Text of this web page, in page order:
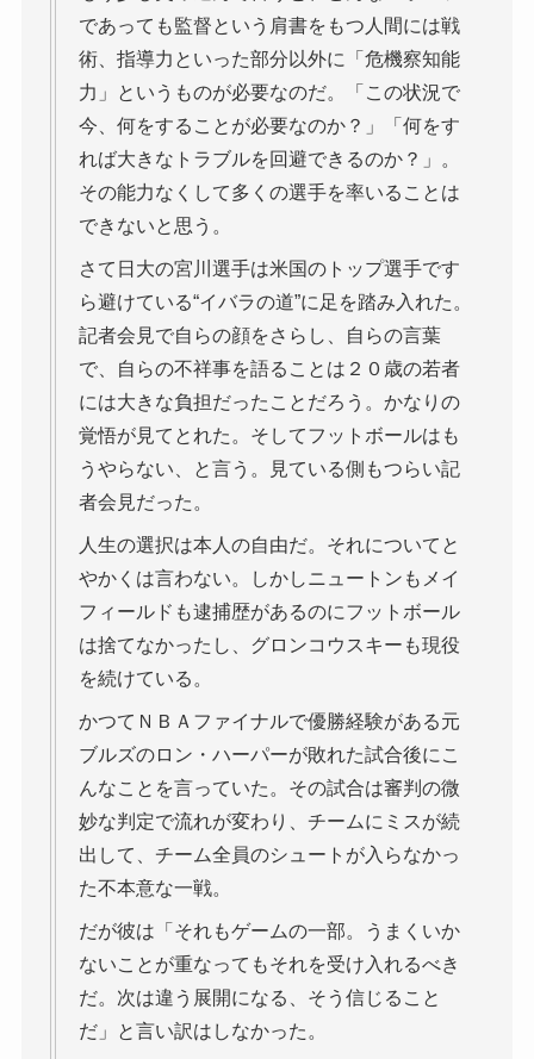
であっても監督という肩書をもつ人間には戦
術、指導力といった部分以外に「危機察知能
力」というものが必要なのだ。「この状況で
今、何をすることが必要なのか？」「何をす
れば大きなトラブルを回避できるのか？」。
その能力なくして多くの選手を率いることは
できないと思う。
さて日大の宮川選手は米国のトップ選手です
ら避けている“イバラの道”に足を踏み入れた。
記者会見で自らの顔をさらし、自らの言葉
で、自らの不祥事を語ることは２０歳の若者
には大きな負担だったことだろう。かなりの
覚悟が見てとれた。そしてフットボールはも
うやらない、と言う。見ている側もつらい記
者会見だった。
人生の選択は本人の自由だ。それについてと
やかくは言わない。しかしニュートンもメイ
フィールドも逮捕歴があるのにフットボール
は捨てなかったし、グロンコウスキーも現役
を続けている。
かつてＮＢＡファイナルで優勝経験がある元
ブルズのロン・ハーパーが敗れた試合後にこ
んなことを言っていた。その試合は審判の微
妙な判定で流れが変わり、チームにミスが続
出して、チーム全員のシュートが入らなかっ
た不本意な一戦。
だが彼は「それもゲームの一部。うまくいか
ないことが重なってもそれを受け入れるべき
だ。次は違う展開になる、そう信じること
だ」と言い訳はしなかった。